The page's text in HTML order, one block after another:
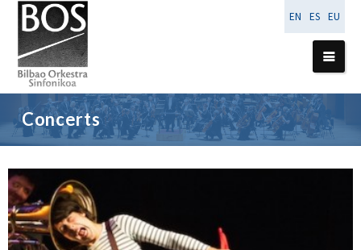
EN ES EU
Concerts